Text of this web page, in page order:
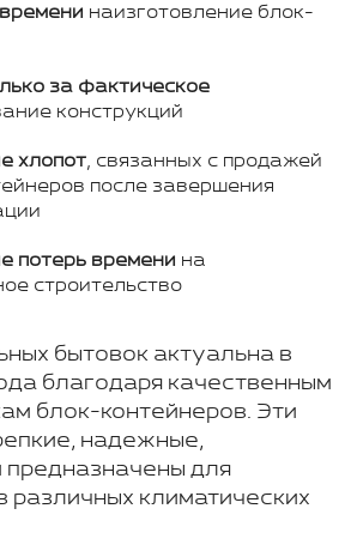
наизготовление блок-
за фактическое
конструкций
хлопот, связанных с продажей
после завершения
потерь времени на
строительство
бытовок актуальна в
благодаря качественным
блок-контейнеров. Эти
надежные,
предназначены для
различных климатических